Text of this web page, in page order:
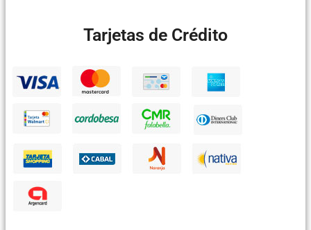
Tarjetas de Crédito